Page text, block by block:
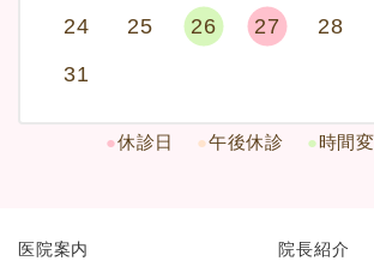
24
25 26 27 28
31
●休診日 ●午後休診 ●時間
医院案内
院長紹介